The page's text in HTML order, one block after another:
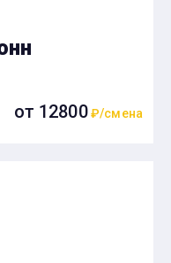
от 12800₽/смена